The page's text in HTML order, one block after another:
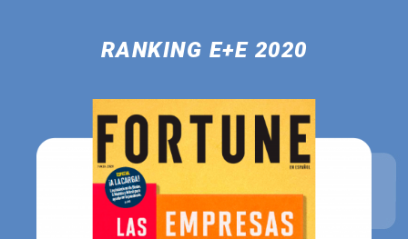
RANKING E+E 2020